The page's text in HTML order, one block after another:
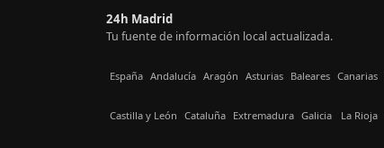
24h Madrid
Tu fuente de información local actualizada.
España Andalucía Aragón Asturias Baleares Canarias
Castilla y León Cataluña Extremadura Galicia La Rioja